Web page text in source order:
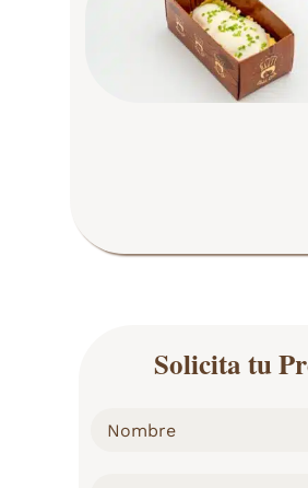
Solicita tu